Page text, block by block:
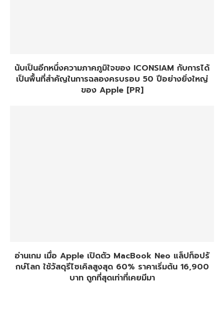
นับเป็นอีกหนึ่งความภาคภูมิใจของ ICONSIAM กับการได้
เป็นพื้นที่สำคัญในการฉลองครบรอบ 50 ปีอย่างยิ่งใหญ่
ของ Apple [PR]
อ่านเกม เมื่อ Apple เปิดตัว MacBook Neo แล็ปท็อปรั
กษ์โลก ใช้วัสดุรีไซเคิลสูงสุด 60% ราคาเริ่มต้น 16,900
บาท ถูกที่สุดเท่าที่เคยมีมา